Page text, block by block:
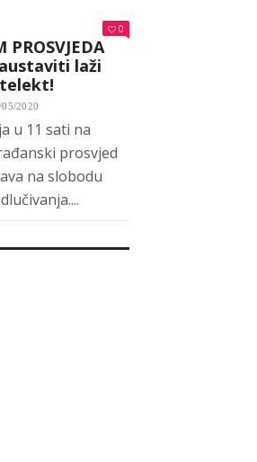
0
PROSVJEDA
laži
2020
u 11 sati na
prosvjed
na slobodu